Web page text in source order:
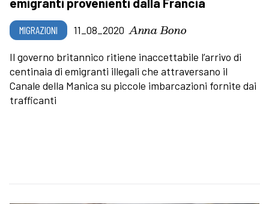
MIGRAZIONI 11_08_2020 Anna Bono
Il governo britannico ritiene inaccettabile l’arrivo di
centinaia di emigranti illegali che attraversano il
Canale della Manica su piccole imbarcazioni fornite dai
trafficanti